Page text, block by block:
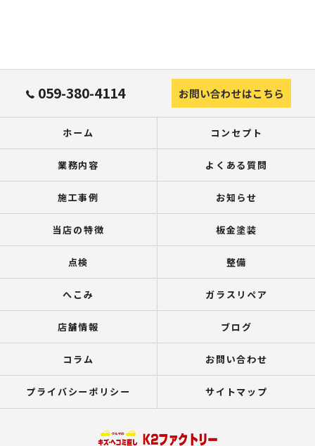
059-380-4114 お問い合わせはこちら
ホーム コンセプト
業務内容 よくある質問
施工事例 お知らせ
当店の特徴 板金塗装
点検 整備
へこみ ガラスリペア
店舗情報 ブログ
コラム お問い合わせ
プライバシーポリシー サイトマップ